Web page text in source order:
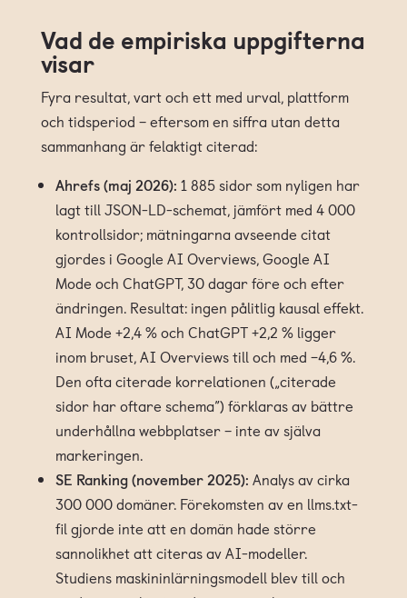
Vad de empiriska uppgifterna
visar
Fyra resultat, vart och ett med urval, plattform
och tidsperiod – eftersom en siffra utan detta
sammanhang är felaktigt citerad:
Ahrefs (maj 2026): 1 885 sidor som nyligen har
lagt till JSON-LD-schemat, jämfört med 4 000
kontrollsidor; mätningarna avseende citat
gjordes i Google AI Overviews, Google AI
Mode och ChatGPT, 30 dagar före och efter
ändringen. Resultat: ingen pålitlig kausal effekt.
AI Mode +2,4 % och ChatGPT +2,2 % ligger
inom bruset, AI Overviews till och med −4,6 %.
Den ofta citerade korrelationen („citerade
sidor har oftare schema”) förklaras av bättre
underhållna webbplatser – inte av själva
markeringen.
SE Ranking (november 2025): Analys av cirka
300 000 domäner. Förekomsten av en llms.txt-
fil gjorde inte att en domän hade större
sannolikhet att citeras av AI-modeller.
Studiens maskininlärningsmodell blev till och